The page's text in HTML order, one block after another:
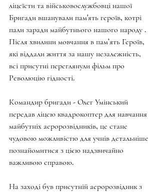
ліцеїсти та військовослужбовці нашої
Бригади вшанували пам'ять героїв, котрі
пали заради майбутнього нашого народу .
Після хвилини мовчання в пам’ять Героїв,
які віддали життя за нашу незалежність,
всі присутні переглянули фільм про
Революцію гідності.
Командир бригади - Олег Умінський
передав ліцею квадрокоптер для навчання
майбутніх аеророзвідників, це стане
чудовою можливістю для учнів детальніше
познайомитися з цією надзвичайно
важливою справою.
На заході був присутній аеророзвідник з